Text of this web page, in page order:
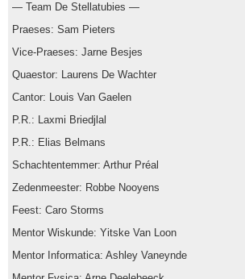
— Team De Stellatubies —
Praeses: Sam Pieters
Vice-Praeses: Jarne Besjes
Quaestor: Laurens De Wachter
Cantor: Louis Van Gaelen
P.R.: Laxmi Briedjlal
P.R.: Elias Belmans
Schachtentemmer: Arthur Préal
Zedenmeester: Robbe Nooyens
Feest: Caro Storms
Mentor Wiskunde: Yitske Van Loon
Mentor Informatica: Ashley Vaneynde